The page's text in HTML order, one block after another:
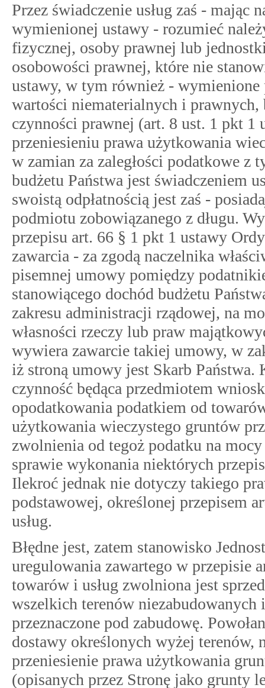
Przez świadczenie usług zaś - mając
wymienionej ustawy - rozumieć
fizycznej, osoby prawnej lub
osobowości prawnej, które nie
ustawy, w tym również - wymienione
wartości niematerialnych i
czynności prawnej (art. 8 ust. 1 pkt 1
przeniesieniu prawa użytkowania
w zamian za zaległości podatkowe z
budżetu Państwa jest świadczeniem
swoistą odpłatnością jest zaś -
podmiotu zobowiązanego z długu.
przepisu art. 66 § 1 pkt 1 ustawy
zawarcia - za zgodą naczelnika
pisemnej umowy pomiędzy
stanowiącego dochód budżetu
zakresu administracji rządowej, na
własności rzeczy lub praw
wywiera zawarcie takiej umowy, w
iż stroną umowy jest Skarb
czynność będąca przedmiotem
opodatkowania podatkiem od
użytkowania wieczystego gruntów
zwolnienia od tegoż podatku na
sprawie wykonania niektórych
Ilekroć jednak nie dotyczy takiego
podstawowej, określonej przepisem
usług.
Błędne jest, zatem stanowisko
uregulowania zawartego w przepisie
towarów i usług zwolniona jest
wszelkich terenów
przeznaczone pod zabudowę.
dostawy określonych wyżej terenów,
przeniesienie prawa użytkowania
(opisanych przez Stronę jako grunty